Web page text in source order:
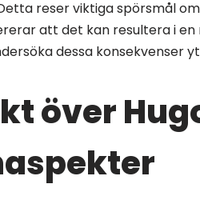
reser viktiga spörsmål
att det kan resultera i
dessa konsekvenser
över